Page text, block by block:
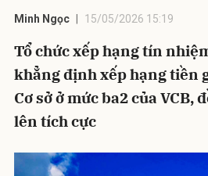
Minh Ngọc 15/05/2026 15:19
Tổ chức xếp hạng tín
khẳng định xếp hạng tiền
Cơ sở ở mức ba2 của
lên tích cực